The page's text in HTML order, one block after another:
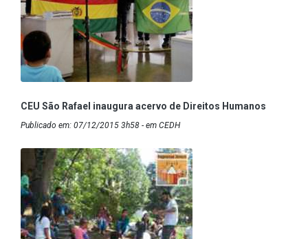
CEU São Rafael inaugura acervo de Direitos Humanos
Publicado em: 07/12/2015 3h58 - em CEDH